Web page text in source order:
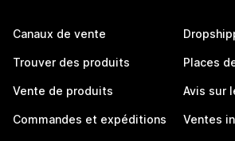
Canaux de vente
Trouver des produits
Vente de produits
Commandes et expéditions
Places
Avis sur
Ventes